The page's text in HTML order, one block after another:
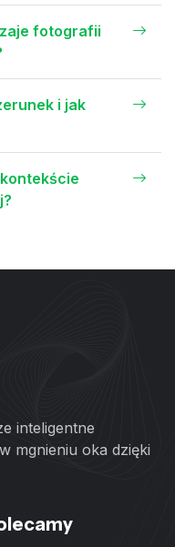
fotografii
i jak
inteligentne
mgnieniu oka dzięki